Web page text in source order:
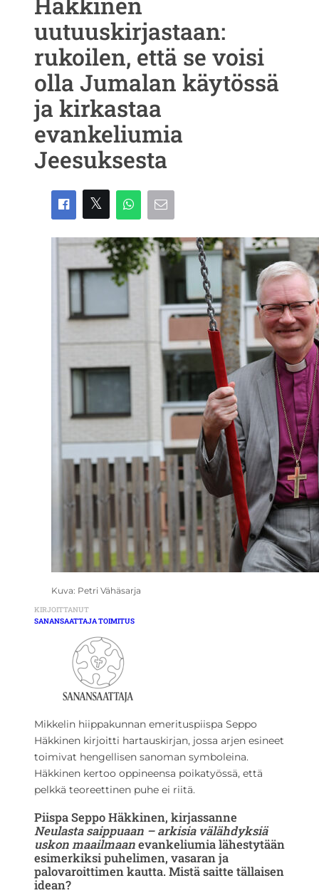
uutuuskirjastaan:
rukoilen, että se voisi
olla Jumalan käytössä
ja kirkastaa
evankeliumia
Jeesuksesta
Kuva: Petri Vähäsarja
KIRJOITTANUT
SANANSAATTAJA TOIMITUS
Mikkelin hiippakunnan emerituspiispa Seppo
Häkkinen kirjoitti hartauskirjan, jossa arjen esineet
toimivat hengellisen sanoman symboleina.
Häkkinen kertoo oppineensa poikatyössä, että
pelkkä teoreettinen puhe ei riitä.
Piispa Seppo Häkkinen, kirjassanne
Neulasta saippuaan – arkisia välähdyksiä
uskon maailmaanevankeliumia lähestytään
esimerkiksi puhelimen, vasaran ja
palovaroittimen kautta. Mistä saitte tällaisen
idean?